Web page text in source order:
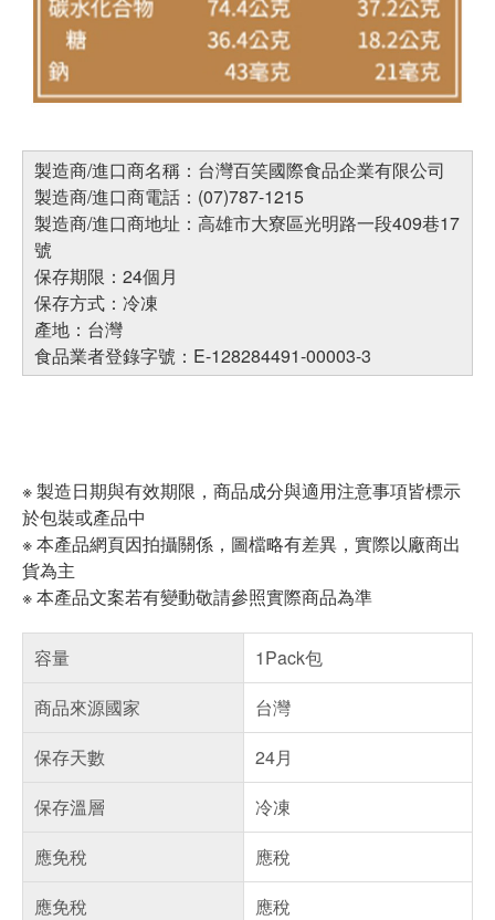
製造商/進口商名稱：台灣百笑國際食品企業有限公司
製造商/進口商電話：(07)787-1215
製造商/進口商地址：高雄市大寮區光明路一段409巷17
號
保存期限：24個月
保存方式：冷凍
產地：台灣
食品業者登錄字號：E-128284491-00003-3
※ 製造日期與有效期限，商品成分與適用注意事項皆標示
於包裝或產品中
※ 本產品網頁因拍攝關係，圖檔略有差異，實際以廠商出
貨為主
※ 本產品文案若有變動敬請參照實際商品為準
容量
1Pack包
商品來源國家
台灣
保存天數
24月
保存溫層
冷凍
應免稅
應稅
應免稅
應稅